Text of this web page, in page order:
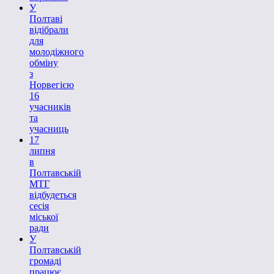
У
Полтаві
відібрали
для
молодіжного
обміну
з
Норвегією
16
учасників
та
учасниць
17
липня
в
Полтавській
МТГ
відбудеться
сесія
міської
ради
У
Полтавській
громаді
працює